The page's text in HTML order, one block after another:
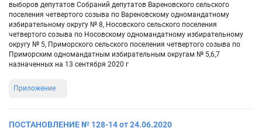
выборов депутатов Собраний депутатов Вареновского сельского
поселения четвертого созыва по Вареновскому одномандатному
избирательному округу № 8, Носовского сельского поселения
четвертого созыва по Носовскому одномандатному избирательному
округу № 5, Приморского сельского поселения четвертого созыва по
Приморским одномандатным избирательным округам № 5,6,7
назначенных на 13 сентября 2020 г
Приложение
ПОСТАНОВЛЕНИЕ № 128-14 от 24.06.2020